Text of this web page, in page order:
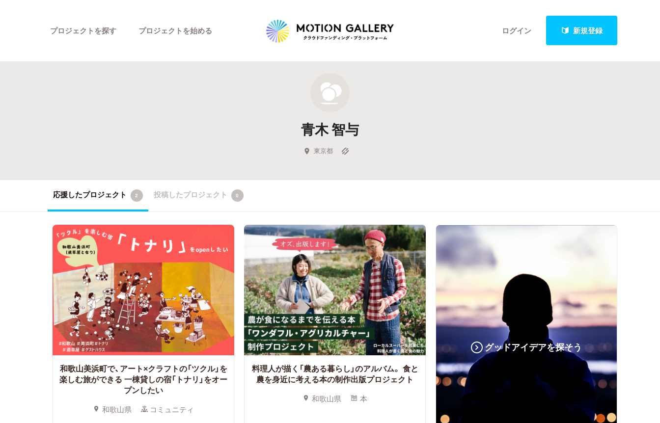
ログイン 新規登録
プロジェクトを探す
新着プロジェクト
Feature
キュレーターから探す
プロジェクトを始める
青木 智与
東京都
応援したプロジェクト 2 投稿したプロジェクト 0
和歌山美浜町で、アート×クラフトの「ツクル」を
楽しむ旅ができる 一棟貸しの宿「トナリ」をオー
プンしたい
和歌山県 コミュニティ
料理人が描く「農ある暮らし」のアルバム。 食と
農を身近に考える本の制作出版プロジェクト
和歌山県 本
グッドアイデアを探そう